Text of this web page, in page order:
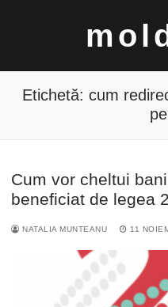
Caută
după:
Etichetă: cum
Cum vor cheltui
beneficiat de legea
NATALIA MUNTEANU 11